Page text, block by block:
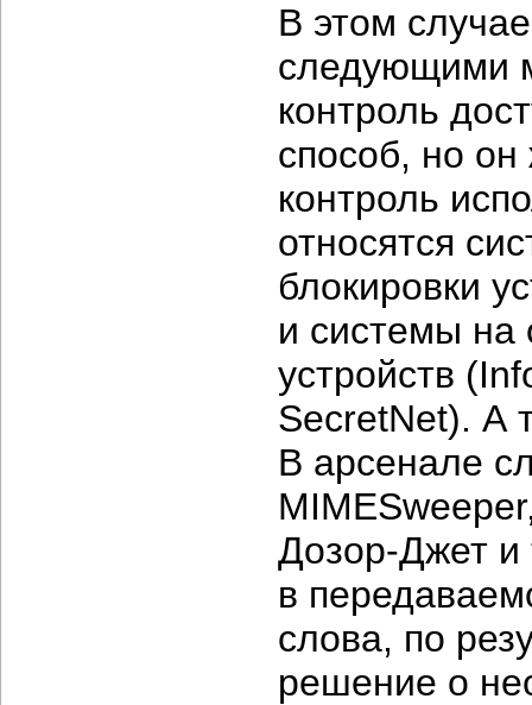
В этом
следующими
контроль
способ, но
контроль
относятся
блокировки
и системы на
устройств
SecretNet). А
В арсенале
Дозор-Джет и
в
слова, по
решение о